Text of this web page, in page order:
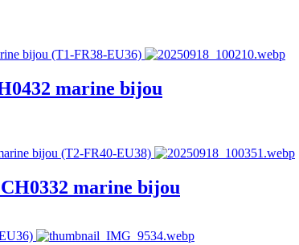
marine bijou
marine bijou